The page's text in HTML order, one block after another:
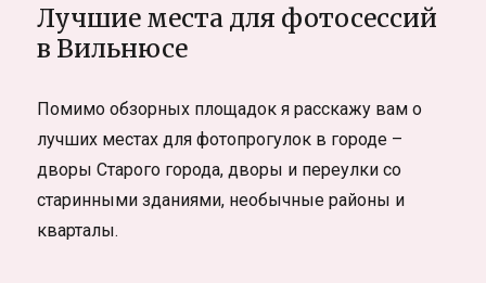
Лучшие места для фотосессий
в Вильнюсе
Помимо обзорных площадок я расскажу вам о
лучших местах для фотопрогулок в городе –
дворы Старого города, дворы и переулки со
старинными зданиями, необычные районы и
кварталы.